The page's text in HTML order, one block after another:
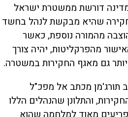
דורשת ממשטרת ישראל
שהיא מבקשת לנהל בחשד
מהמורה נוספת, כאשר
מהפרקליטות, יהיה צורך
גם מאגף החקירות במשטרה.
שלח ניצב תורג'מן מכתב אל מפכ"ל
והתלונן שהנהלים הללו